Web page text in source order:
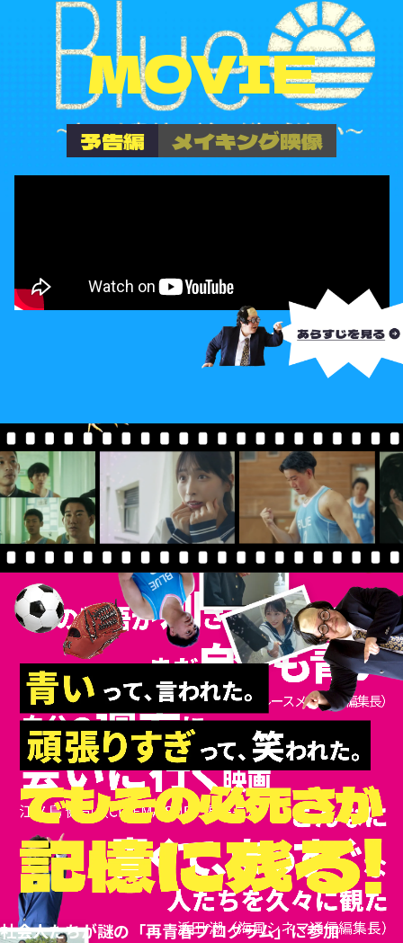
MOVIE
予告編 メイキング映像
社会人たちが謎の「再青春プログラム」に参加